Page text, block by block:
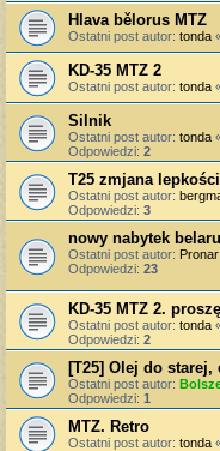
Hlava bělorus MTZ
Ostatni post autor: tonda
KD-35 MTZ 2
Ostatni post autor: tonda
Silnik
Ostatni post autor: tonda
Odpowiedzi: 2
T25 zmjana
Ostatni post autor:
Odpowiedzi: 3
nowy nabytek
Ostatni post autor:
Odpowiedzi: 23
KD-35 MTZ 2.
Ostatni post autor: tonda
Odpowiedzi: 2
[T25] Olej do
Ostatni post autor:
Odpowiedzi: 1
MTZ. Retro
Ostatni post autor: tonda